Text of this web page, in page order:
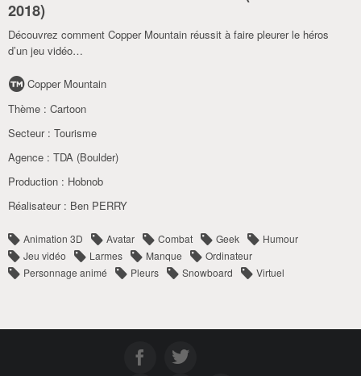
2018)
Découvrez comment Copper Mountain réussit à faire pleurer le héros
d’un jeu vidéo…
Copper Mountain
Thème : Cartoon
Secteur : Tourisme
Agence : TDA (Boulder)
Production : Hobnob
Réalisateur : Ben PERRY
Animation 3D Avatar Combat Geek
Humour
Jeu vidéo
Larmes Manque
Ordinateur
Personnage animé
Pleurs Snowboard Virtuel